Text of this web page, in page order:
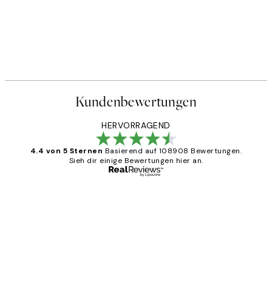
Kundenbewertungen
HERVORRAGEND
4.4 von 5 Sternen Basierend auf 108908 Bewertungen.
Sieh dir einige Bewertungen hier an.